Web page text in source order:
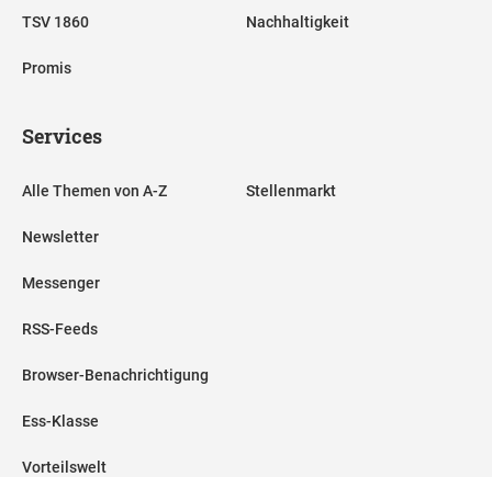
TSV 1860
Promis
Nachhaltigkeit
Services
Alle Themen von A-Z
Newsletter
Messenger
RSS-Feeds
Browser-Benachrichtigung
Ess-Klasse
Vorteilswelt
Stellenmarkt